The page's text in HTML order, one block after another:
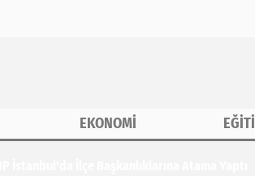
EKONOMİ